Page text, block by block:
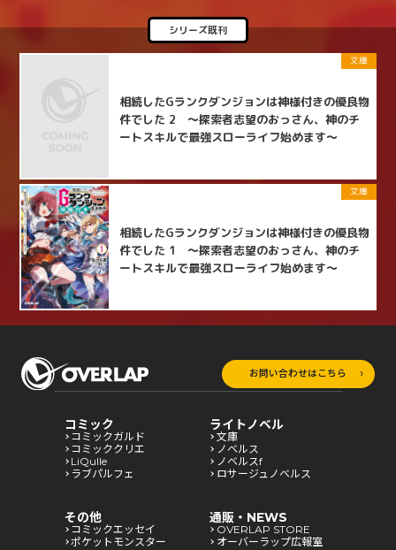
シリーズ既刊
文庫
相続したGランクダンジョンは神様付きの優良物
件でした 2 ～探索者志望のおっさん、神のチ
ートスキルで最強スローライフ始めます～
文庫
相続したGランクダンジョンは神様付きの優良物
件でした 1 ～探索者志望のおっさん、神のチ
ートスキルで最強スローライフ始めます～
お問い合わせはこちら
コミック
コミックガルド
コミッククリエ
LiQulle
ラブパルフェ
ライトノベル
文庫
ノベルス
ノベルスf
ロサージュノベルス
その他
コミックエッセイ
ポケットモンスター
通販・NEWS
OVERLAP STORE
オーバーラップ広報室